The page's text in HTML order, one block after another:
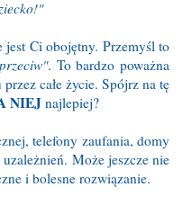
jest Ci obojętny. Przemyśl to
. To bardzo poważna
całe życie. Spójrz na tę
NIEJnajlepiej?
telefony zaufania, domy
Może jeszcze nie
i bolesne rozwiązanie.